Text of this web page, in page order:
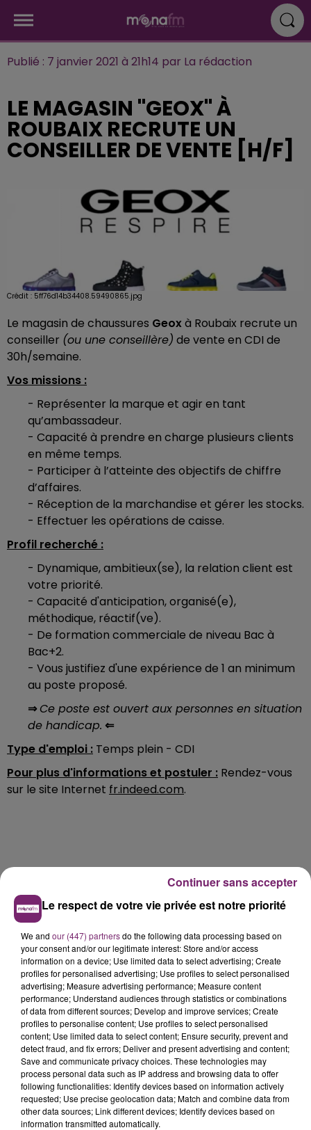
Publié : 7 janvier 2021 à 21h14 par La rédaction
LE MAGASIN "GEOX" À
ROUBAIX RECRUTE UN
CONSEILLER DE VENTE [H/F]
Crédit : 5ff76d14b34408.59490865.jpg
Le magasin de chaussures Geoxà Roubaix recrute un
conseiller (ou une conseillère) de vente en CDI de
30h/semaine.
Vos missions :
- Représenter la marque et agir en tant
qu’ambassadeur.
- Capacité à prendre en charge plusieurs clients
en même temps.
- Participer à l’atteinte des objectifs de chiffre
d’affaires.
- Réception de la marchandise et gérer les stocks.
- Effectuer les opérations de caisse.
Profil recherché :
- Dynamique, ambitieux(se), la relation client est
votre priorité.
- Capacité d'anticipation, organisé(e),
méthodique, réactif(ve).
- De formation commerciale de niveau Bac à
Bac+2.
- Vous justifiez d'une expérience de 1 an minimum
au poste proposé.
⇒Ce poste est ouvert aux personnes en situation
de handicap. ⇐
Type d'emploi : Temps plein - CDI
Pour plus d'informations et postuler : Rendez-vous
sur le site Internet fr.indeed.com.
Le respect de votre vie privée est notre priorité
We and our (447) partnersdo the following data processing based on
your consent and/or our legitimate interest: Store and/or access
information on a device; Use limited data to select advertising; Create
profiles for personalised advertising; Use profiles to select personalised
advertising; Measure advertising performance; Measure content
performance; Understand audiences through statistics or combinations
of data from different sources; Develop and improve services; Create
profiles to personalise content; Use profiles to select personalised
content; Use limited data to select content; Ensure security, prevent and
detect fraud, and fix errors; Deliver and present advertising and content;
Save and communicate privacy choices. These technologies may
process personal data such as IP address and browsing data to offer
following functionalities: Identify devices based on information actively
requested; Use precise geolocation data; Match and combine data from
other data sources; Link different devices; Identify devices based on
information transmitted automatically.
Continuer sans accepter